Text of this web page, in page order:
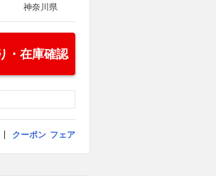
神奈川県
・在庫確認
クーポン フェア